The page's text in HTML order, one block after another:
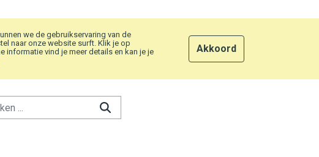
we de gebruikservaring van de
naar onze website surft. Klik je op
vind je meer details en kan je je
Akkoord